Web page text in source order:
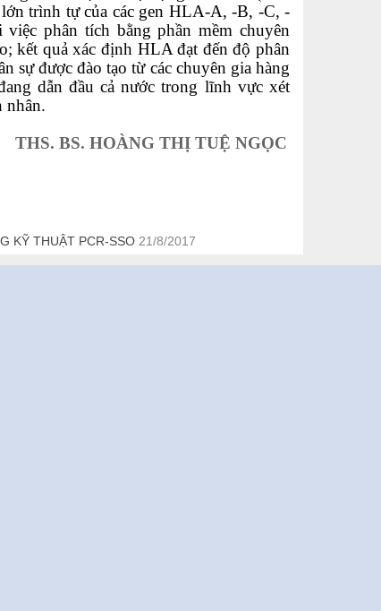
trình tự của các gen HLA-A, -B, -C, -
phân tích bằng phần mềm chuyên
kết quả xác định HLA đạt đến độ phân
sự được đào tạo từ các chuyên gia hàng
dẫn đầu cả nước trong lĩnh vực xét
nhân.
THS. BS. HOÀNG THỊ TUỆ NGỌC
KỸ THUẬT PCR-SSO 21/8/2017